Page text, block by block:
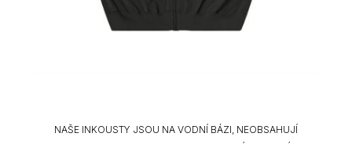
NAŠE INKOUSTY JSOU NA VODNÍ BÁZI, NEOBSAHUJÍ